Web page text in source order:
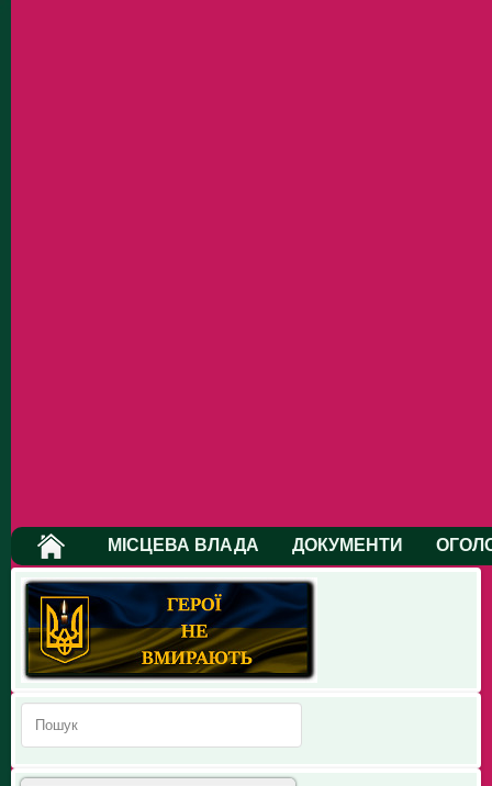
МІСЦЕВА ВЛАДА ДОКУМЕНТИ